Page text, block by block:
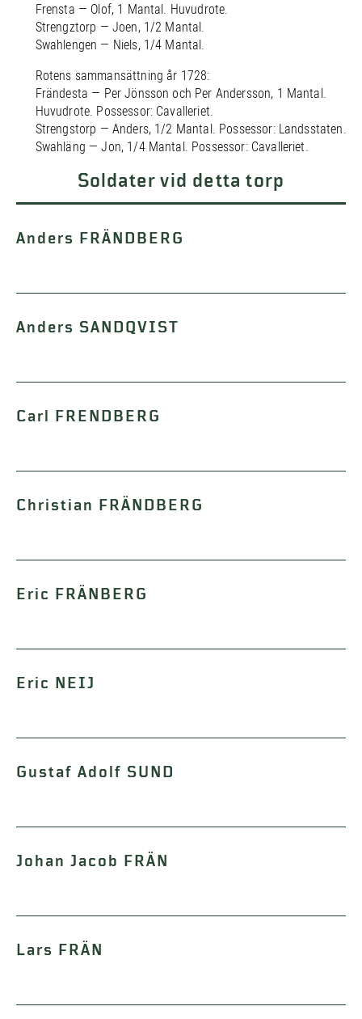
Frensta — Olof, 1 Mantal. Huvudrote.
Strengztorp — Joen, 1/2 Mantal.
Swahlengen — Niels, 1/4 Mantal.
Rotens sammansättning år 1728:
Frändesta — Per Jönsson och Per Andersson, 1 Mantal.
Huvudrote. Possessor: Cavalleriet.
Strengstorp — Anders, 1/2 Mantal. Possessor: Landsstaten.
Swahläng — Jon, 1/4 Mantal. Possessor: Cavalleriet.
Soldater vid detta torp
Anders FRÄNDBERG
Anders SANDQVIST
Carl FRENDBERG
Christian FRÄNDBERG
Eric FRÄNBERG
Eric NEIJ
Gustaf Adolf SUND
Johan Jacob FRÄN
Lars FRÄN